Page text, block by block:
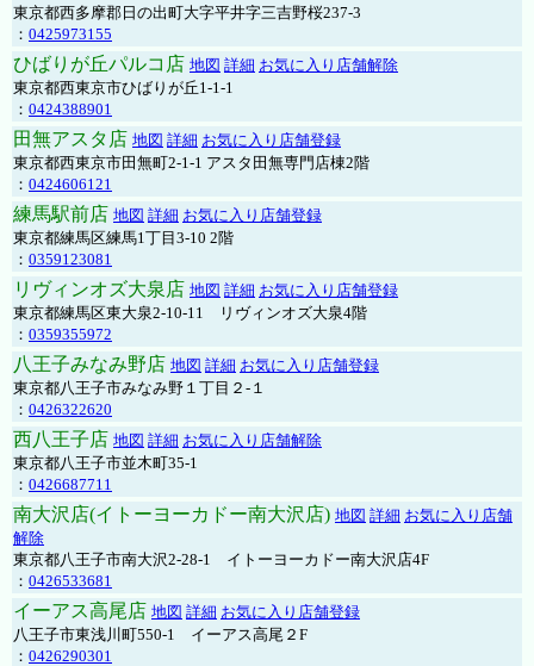
東京都西多摩郡日の出町大字平井字三吉野桜237-3
： 0425973155
ひばりが丘パルコ店 地図 詳細 お気に入り店舗解除
東京都西東京市ひばりが丘1-1-1
： 0424388901
田無アスタ店 地図 詳細 お気に入り店舗登録
東京都西東京市田無町2-1-1 アスタ田無専門店棟2階
： 0424606121
練馬駅前店 地図 詳細 お気に入り店舗登録
東京都練馬区練馬1丁目3-10 2階
： 0359123081
リヴィンオズ大泉店 地図 詳細 お気に入り店舗登録
東京都練馬区東大泉2-10-11 リヴィンオズ大泉4階
： 0359355972
八王子みなみ野店 地図 詳細 お気に入り店舗登録
東京都八王子市みなみ野１丁目２-１
： 0426322620
西八王子店 地図 詳細 お気に入り店舗解除
東京都八王子市並木町35-1
： 0426687711
南大沢店(イトーヨーカドー南大沢店) 地図 詳細 お気に入り店舗
解除
東京都八王子市南大沢2-28-1 イトーヨーカドー南大沢店4F
： 0426533681
イーアス高尾店 地図 詳細 お気に入り店舗登録
八王子市東浅川町550-1 イーアス高尾２F
： 0426290301